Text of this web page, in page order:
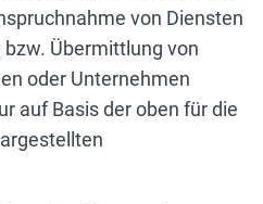
von Diensten
Übermittlung von
oder Unternehmen
auf Basis der oben für die